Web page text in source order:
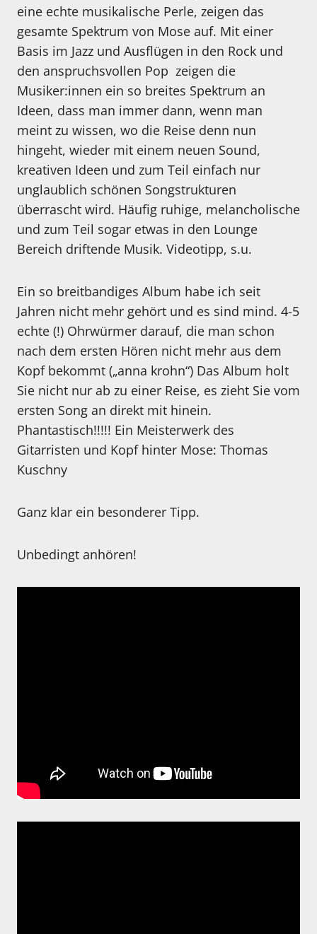
eine echte musikalische Perle, zeigen das
gesamte Spektrum von Mose auf. Mit einer
Basis im Jazz und Ausflügen in den Rock und
den anspruchsvollen Pop zeigen die
Musiker:innen ein so breites Spektrum an
Ideen, dass man immer dann, wenn man
meint zu wissen, wo die Reise denn nun
hingeht, wieder mit einem neuen Sound,
kreativen Ideen und zum Teil einfach nur
unglaublich schönen Songstrukturen
überrascht wird. Häufig ruhige, melancholische
und zum Teil sogar etwas in den Lounge
Bereich driftende Musik. Videotipp, s.u.
Ein so breitbandiges Album habe ich seit
Jahren nicht mehr gehört und es sind mind. 4-5
echte (!) Ohrwürmer darauf, die man schon
nach dem ersten Hören nicht mehr aus dem
Kopf bekommt („anna krohn“) Das Album holt
Sie nicht nur ab zu einer Reise, es zieht Sie vom
ersten Song an direkt mit hinein.
Phantastisch!!!!! Ein Meisterwerk des
Gitarristen und Kopf hinter Mose: Thomas
Kuschny
Ganz klar ein besonderer Tipp.
Unbedingt anhören!